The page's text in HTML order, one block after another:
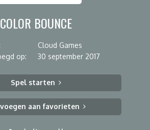
COLOR BOUNCE
Cloud Games
op:
30 september 2017
Spel starten
aan favorieten